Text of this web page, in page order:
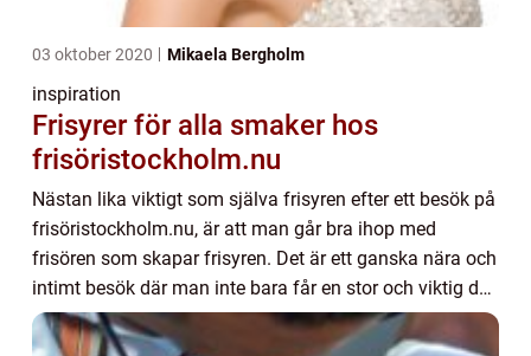
03 oktober 2020 Mikaela Bergholm
inspiration
Frisyrer för alla smaker hos
frisöristockholm.nu
Nästan lika viktigt som själva frisyren efter ett besök på
frisöristockholm.nu, är att man går bra ihop med
frisören som skapar frisyren. Det är ett ganska nära och
intimt besök där man inte bara får en stor och viktig del
av sitt utseende fixat. Und...